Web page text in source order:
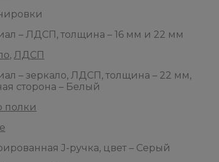
– ЛДСП, толщина – 16 мм и 22 мм
, ЛДСП
– зеркало, ЛДСП, толщина – 22 мм,
сторона – Белый
полки
J-ручка, цвет – Серый